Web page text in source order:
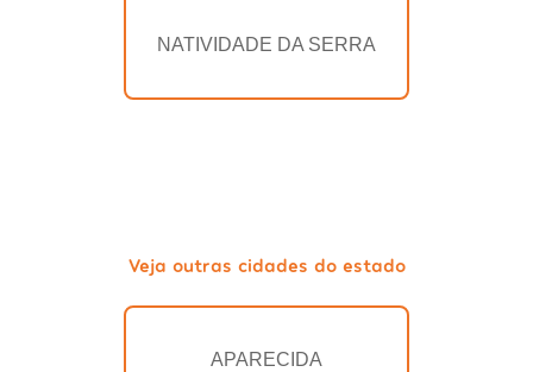
NATIVIDADE DA SERRA
Veja outras cidades do estado
APARECIDA